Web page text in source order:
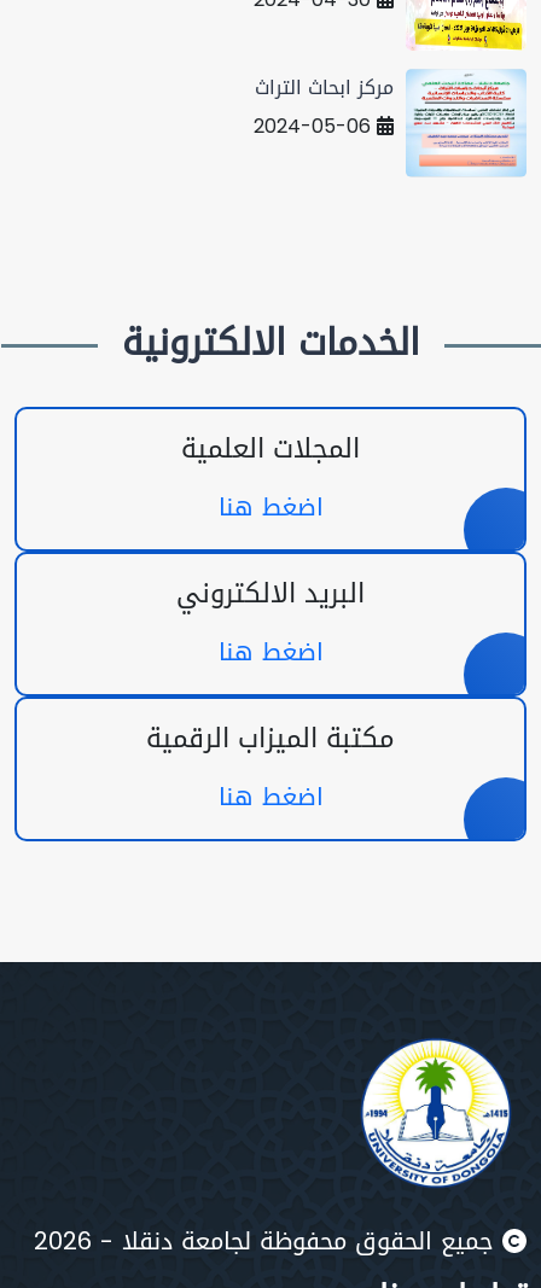
مركز ابحاث التراث
2024-05-06
الخدمات الالكترونية
المجلات العلمية
اضغط هنا
البريد الالكتروني
اضغط هنا
مكتبة الميزاب الرقمية
اضغط هنا
جميع الحقوق محفوظة لجامعة دنقلا - 2026